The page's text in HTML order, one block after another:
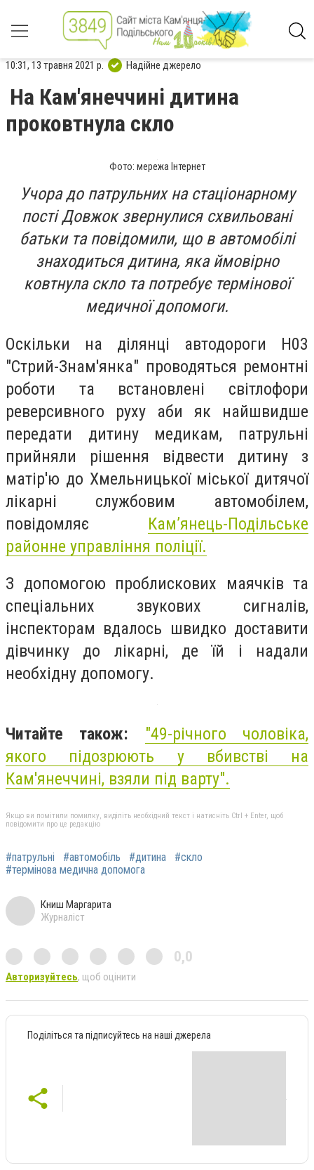
10:31, 13 травня 2021 р. Надійне джерело
На Кам'янеччині дитина
проковтнула скло
Фото: мережа Інтернет
Учора до патрульних на стаціонарному
пості Довжок звернулися схвильовані
батьки та повідомили, що в автомобілі
знаходиться дитина, яка ймовірно
ковтнула скло та потребує термінової
медичної допомоги.
Оскільки на ділянці автодороги Н03
"Стрий-Знам'янка" проводяться ремонтні
роботи та встановлені світлофори
реверсивного руху аби як найшвидше
передати дитину медикам, патрульні
прийняли рішення відвести дитину з
матір'ю до Хмельницької міської дитячої
лікарні службовим автомобілем,
повідомляє Кам’янець-Подільське
районне управління поліції.
З допомогою проблискових маячків та
спеціальних звукових сигналів,
інспекторам вдалось швидко доставити
дівчинку до лікарні, де їй і надали
необхідну допомогу.
Читайте також: "49-річного чоловіка,
якого підозрюють у вбивстві на
Кам'янеччині, взяли під варту".
Якщо ви помітили помилку, виділіть необхідний текст і натисніть Ctrl + Enter, щоб
повідомити про це редакцію
#патрульні #автомобіль #дитина
#скло
#термінова медична допомога
Книш Маргарита
Журналіст
0,0
Авторизуйтесь, щоб оцінити
Поділіться та підписуйтесь на наші джерела